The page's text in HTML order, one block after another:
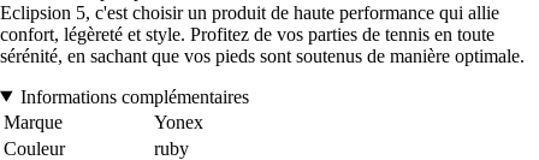
Eclipsion 5, c'est choisir un produit de haute performance qui allie
confort, légèreté et style. Profitez de vos parties de tennis en toute
sérénité, en sachant que vos pieds sont soutenus de manière optimale.
Informations complémentaires
Marque
Yonex
Couleur
ruby